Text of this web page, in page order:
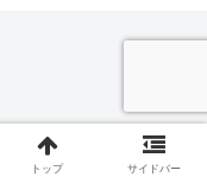
トップ サイドバー